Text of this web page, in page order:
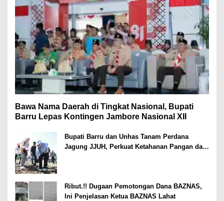
Bawa Nama Daerah di Tingkat Nasional, Bupati
Barru Lepas Kontingen Jambore Nasional XII
Bupati Barru dan Unhas Tanam Perdana
Jagung JJUH, Perkuat Ketahanan Pangan dan
Ribut.!! Dugaan Pemotongan Dana BAZNAS,
Ini Penjelasan Ketua BAZNAS Lahat